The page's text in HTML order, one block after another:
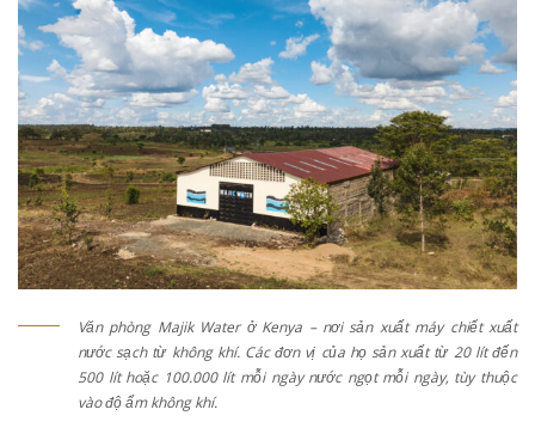
Văn phòng Majik Water ở Kenya – nơi sản xuất máy chiết xuất
nước sạch từ không khí. Các đơn vị của họ sản xuất từ 20 lít đến
500 lít hoặc 100.000 lít mỗi ngày nước ngọt mỗi ngày, tùy thuộc
vào độ ẩm không khí.